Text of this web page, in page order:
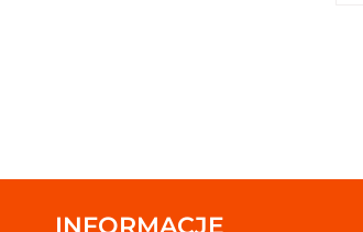
INFORMACJE